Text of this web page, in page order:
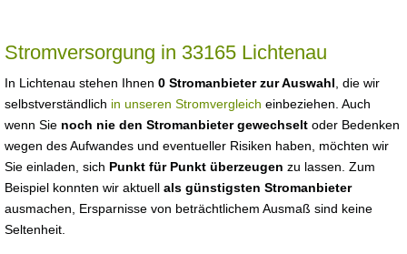
Stromversorgung in 33165 Lichtenau
In Lichtenau stehen Ihnen 0 Stromanbieter zur Auswahl , die wir
selbstverständlich in unseren Stromvergleich einbeziehen. Auch
wenn Sie noch nie den Stromanbieter gewechselt oder Bedenken
wegen des Aufwandes und eventueller Risiken haben, möchten wir
Sie einladen, sich Punkt für Punkt überzeugen zu lassen. Zum
Beispiel konnten wir aktuell als günstigsten Stromanbieter
ausmachen, Ersparnisse von beträchtlichem Ausmaß sind keine
Seltenheit.